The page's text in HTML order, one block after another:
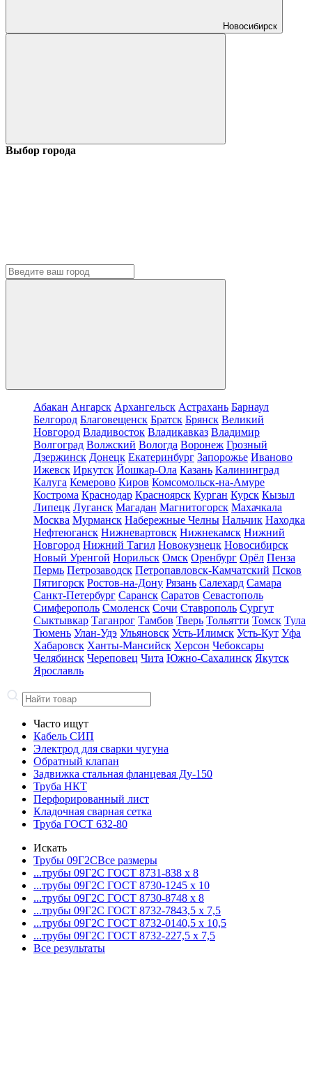
Новосибирск
Выбор города
Абакан Ангарск Архангельск Астрахань Барнаул
Белгород Благовещенск Братск Брянск Великий
Новгород Владивосток Владикавказ Владимир
Волгоград Волжский Вологда Воронеж Грозный
Дзержинск Донецк Екатеринбург Запорожье Иваново
Ижевск Иркутск Йошкар-Ола Казань Калининград
Калуга Кемерово Киров Комсомольск-на-Амуре
Кострома Краснодар Красноярск Курган Курск Кызыл
Липецк Луганск Магадан Магнитогорск Махачкала
Москва Мурманск Набережные Челны Нальчик Находка
Нефтеюганск Нижневартовск Нижнекамск Нижний
Новгород Нижний Тагил Новокузнецк Новосибирск
Новый Уренгой Норильск Омск Оренбург Орёл Пенза
Пермь Петрозаводск Петропавловск-Камчатский Псков
Пятигорск Ростов-на-Дону Рязань Салехард Самара
Санкт-Петербург Саранск Саратов Севастополь
Симферополь Смоленск Сочи Ставрополь Сургут
Сыктывкар Таганрог Тамбов Тверь Тольятти Томск Тула
Тюмень Улан-Удэ Ульяновск Усть-Илимск Усть-Кут Уфа
Хабаровск Ханты-Мансийск Херсон Чебоксары
Челябинск Череповец Чита Южно-Сахалинск Якутск
Ярославль
Часто ищут
Кабель СИП
Электрод для сварки чугуна
Обратный клапан
Задвижка стальная фланцевая Ду-150
Труба НКТ
Перфорированный лист
Кладочная сварная сетка
Труба ГОСТ 632-80
Искать
Трубы 09Г2СВсе размеры
...трубы 09Г2С ГОСТ 8731-838 x 8
...трубы 09Г2С ГОСТ 8730-1245 x 10
...трубы 09Г2С ГОСТ 8730-8748 x 8
...трубы 09Г2С ГОСТ 8732-7843,5 x 7,5
...трубы 09Г2С ГОСТ 8732-0140,5 x 10,5
...трубы 09Г2С ГОСТ 8732-227,5 x 7,5
Все результаты